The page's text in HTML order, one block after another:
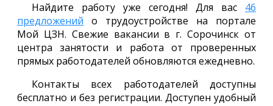
Найдите работу уже сегодня! Для вас 46
предложений о трудоустройстве на портале
Мой ЦЗН. Свежие вакансии в г. Сорочинск от
центра занятости и работа от проверенных
прямых работодателей обновляются ежедневно.
Контакты всех работодателей доступны
бесплатно и без регистрации. Доступен удобный